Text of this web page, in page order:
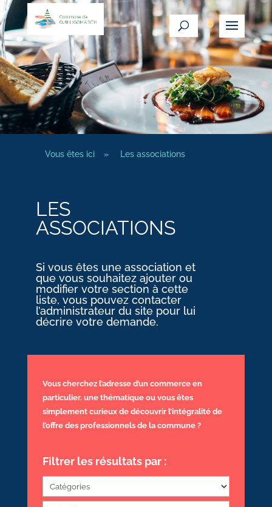
Vous êtes ici » Les associations
LES
ASSOCIATIONS
Si vous êtes une association et
que vous souhaitez ajouter ou
modifier votre section à cette
liste, vous pouvez contacter
l’administrateur du site pour lui
décrire votre demande.
Vous cherchez l’adresse d’un commerce en
particulier, une thématique ou vous êtes
simplement curieux de découvrir l’intégralité de
l’offre des professionnels de la commune ?
Filtrer les résultats par :